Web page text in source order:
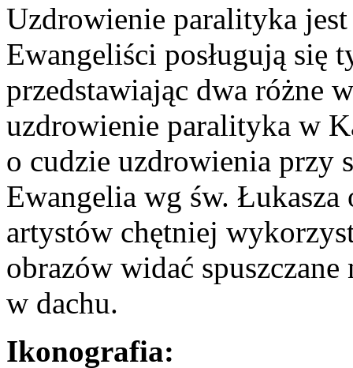
Uzdrowienie paralityka
Ewangeliści posługują się
przedstawiając dwa różne
uzdrowienie paralityka w
o cudzie uzdrowienia przy
Ewangelia wg św. Łukasza
artystów chętniej
obrazów widać
w dachu.
Ikonografia: